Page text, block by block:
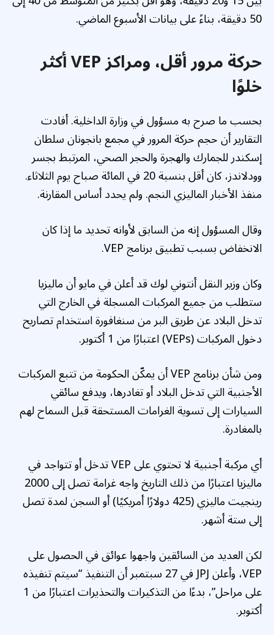
50 دقيقة، بناءً على بيانات الأسبوع الماضي.
حركة مرور أقل، ومراكز VEP أكثر
خلوًا
بحسب ما صرح به مسؤول في وزارة الداخلية.أفادت
التقارير أن حجم حركة المرور في مجمع بانجونان سلطان
إسكندر للجمارك والهجرة والحجر الصحي، المرتبط بجسر
وودلاندز، كان أقل بنسبة 20 في المائة صباح يوم الثلاثاء.
منفذ الأخبار الماليزي النجم. ولم يحدد أساس المقارنة.
وقال المسؤول إنه من السابق لأوانه تحديد ما إذا كان
الانخفاض بسبب تطبيق برنامج VEP.
وكان وزير النقل أنتوني لوك قد أعلن في مايو أن ماليزيا
ستطلب من جميع المركبات المسجلة في الخارج التي
تدخل البلاد عن طريق البر من سنغافورة استخدام تصاريح
دخول المركبات (VEPs) اعتبارًا من 1 أكتوبر.
ومن شأن برنامج VEP أن يمكّن الحكومة من تتبع المركبات
الأجنبية التي تدخل البلاد أو تغادرها، ويدفع سائقي
السيارات إلى تسوية الغرامات المستحقة قبل السماح لهم
بالمغادرة.
أي مركبة أجنبية لا تحتوي على VEP تدخل أو تتواجد في
ماليزيا اعتبارًا من ذلك التاريخ واجه غرامة تصل إلى 2000
رينجيت ماليزي (425 دولارًا أمريكيًا) أو السجن لمدة تصل
إلى ستة أشهر.
لكن العديد من السائقين واجهوا عوائق في الحصول على
VEP، وأعلن JPJ في 27 سبتمبر أن التنفيذ “سيتم تنفيذه
على مراحل”، بدءًا من التذكيرات والتحذيرات اعتبارًا من 1
أكتوبر.